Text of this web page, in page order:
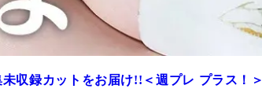
収録カットをお届け!!＜週プレ プラス！＞